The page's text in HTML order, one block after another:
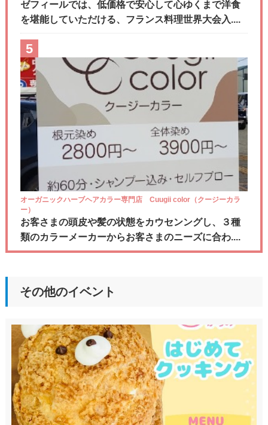
ゼフィールでは、低価格で安心して心ゆくまで洋食
を堪能していただける、フランス料理世界大会入....
5
オーガニックハーブヘアカラー専門店 Cuugii color（クージーカラ
ー）
お客さまの頭皮や髪の状態をカウセンングし、３種
類のカラーメーカーからお客さまのニーズに合わ....
その他のイベント